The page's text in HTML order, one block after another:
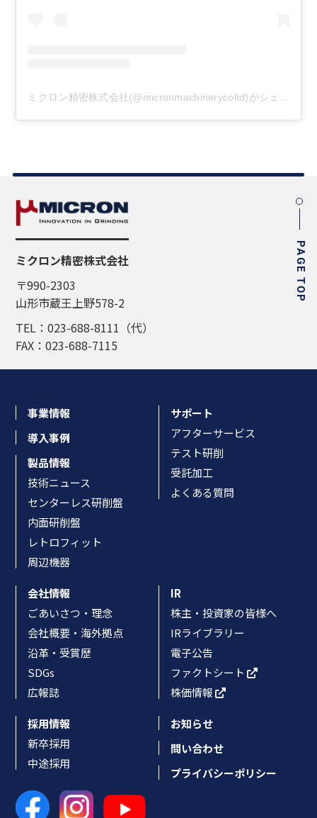
PAGE TOP
ミクロン精密株式会社
〒990-2303
山形市蔵王上野578-2
TEL：023-688-8111（代）
FAX：023-688-7115
事業情報
導入事例
製品情報
技術ニュース
センターレス研削盤
内面研削盤
レトロフィット
周辺機器
サポート
アフターサービス
テスト研削
受託加工
よくある質問
会社情報
ごあいさつ・理念
会社概要・海外拠点
沿革・受賞歴
SDGs
広報誌
IR
株主・投資家の皆様へ
IRライブラリー
電子公告
ファクトシート
株価情報
採用情報
新卒採用
中途採用
お知らせ
問い合わせ
プライバシーポリシー